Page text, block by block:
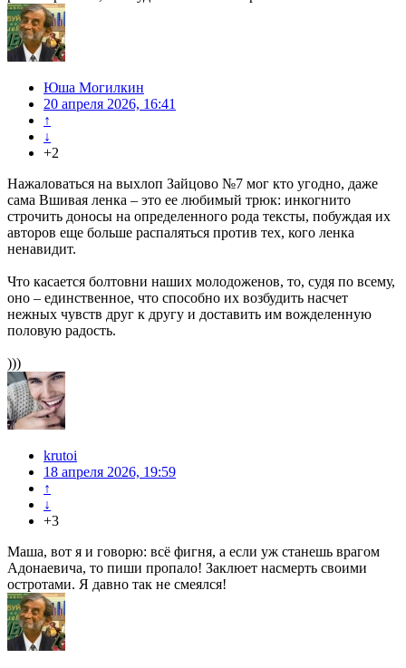
Юша Могилкин
20 апреля 2026, 16:41
↑
↓
+2
Нажаловаться на выхлоп Зайцово №7 мог кто угодно, даже
сама Вшивая ленка – это ее любимый трюк: инкогнито
строчить доносы на определенного рода тексты, побуждая их
авторов еще больше распаляться против тех, кого ленка
ненавидит.
Что касается болтовни наших молодоженов, то, судя по всему,
оно – единственное, что способно их возбудить насчет
нежных чувств друг к другу и доставить им вожделенную
половую радость.
)))
krutoi
18 апреля 2026, 19:59
↑
↓
+3
Маша, вот я и говорю: всё фигня, а если уж станешь врагом
Адонаевича, то пиши пропало! Заклюет насмерть своими
остротами. Я давно так не смеялся!